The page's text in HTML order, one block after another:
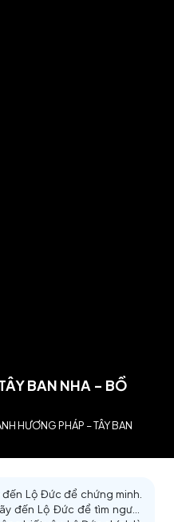
BAN NHA - BỒ
HƯƠNG PHÁP – TÂY BAN
Lộ Đức để chứng minh.
đến Lộ Đức để tìm người